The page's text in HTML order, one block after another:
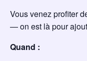
Vous venez profiter
— on est là pour
Quand :